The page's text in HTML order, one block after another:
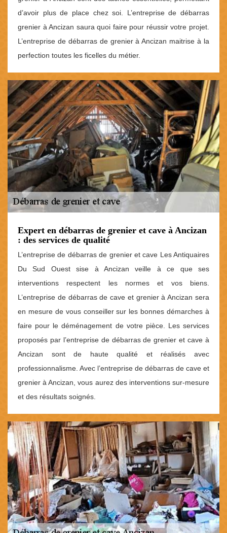
d’avoir plus de place chez soi. L’entreprise de débarras
grenier à Ancizan saura quoi faire pour réussir votre projet.
L’entreprise de débarras de grenier à Ancizan maitrise à la
perfection toutes les ficelles du métier.
Expert en débarras de grenier et cave à Ancizan
: des services de qualité
L’entreprise de débarras de grenier et cave Les Antiquaires
Du Sud Ouest sise à Ancizan veille à ce que ses
interventions respectent les normes et vos biens.
L’entreprise de débarras de cave et grenier à Ancizan sera
en mesure de vous conseiller sur les bonnes démarches à
faire pour le déménagement de votre pièce. Les services
proposés par l’entreprise de débarras de grenier et cave à
Ancizan sont de haute qualité et réalisés avec
professionnalisme. Avec l’entreprise de débarras de cave et
grenier à Ancizan, vous aurez des interventions sur-mesure
et des résultats soignés.